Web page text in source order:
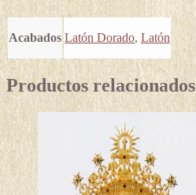
Acabados Latón Dorado, Latón
Productos relacionados